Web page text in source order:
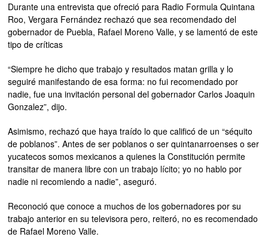
Durante una entrevista que ofreció para Radio Formula Quintana
Roo, Vergara Fernández rechazó que sea recomendado del
gobernador de Puebla, Rafael Moreno Valle, y se lamentó de este
tipo de críticas
“Siempre he dicho que trabajo y resultados matan grilla y lo
seguiré manifestando de esa forma: no fui recomendado por
nadie, fue una invitación personal del gobernador Carlos Joaquin
Gonzalez”, dijo.
Asimismo, rechazó que haya traído lo que calificó de un “séquito
de poblanos”. Antes de ser poblanos o ser quintanarroenses o ser
yucatecos somos mexicanos a quienes la Constitución permite
transitar de manera libre con un trabajo lícito; yo no hablo por
nadie ni recomiendo a nadie”, aseguró.
Reconoció que conoce a muchos de los gobernadores por su
trabajo anterior en su televisora pero, reiteró, no es recomendado
de Rafael Moreno Valle.